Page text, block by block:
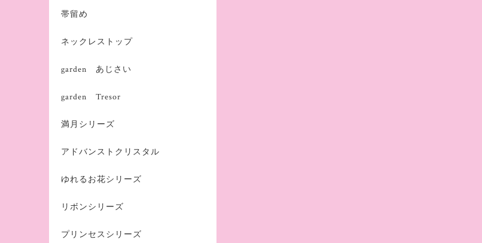
帯留め
ネックレストップ
garden あじさい
garden Tresor
満月シリーズ
アドバンストクリスタル
ゆれるお花シリーズ
リボンシリーズ
プリンセスシリーズ